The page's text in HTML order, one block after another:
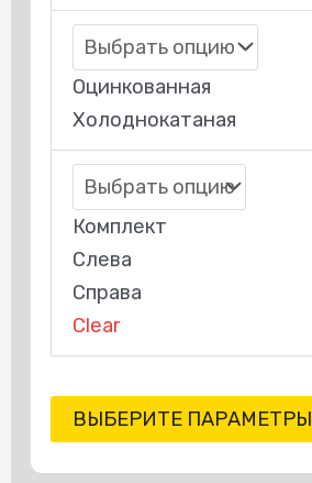
Оцинкованная
Холоднокатаная
Комплект
Слева
Справа
Clear
ВЫБЕРИТЕ ПАРАМЕТРЫ